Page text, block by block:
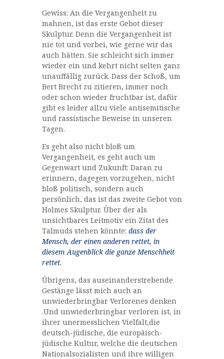
Gewiss: An die Vergangenheit zu
mahnen, ist das erste Gebot dieser
Skulptur. Denn die Vergangenheit ist
nie tot und vorbei, wie gerne wir das
auch hätten. Sie schleicht sich immer
wieder ein und kehrt nicht selten ganz
unauffällig zurück. Dass der Schoß, um
Bert Brecht zu zitieren, immer noch
oder schon wieder fruchtbar ist, dafür
gibt es leider allzu viele antisemitische
und rassistische Beweise in unseren
Tagen.
Es geht also nicht bloß um
Vergangenheit, es geht auch um
Gegenwart und Zukunft: Daran zu
erinnern, dagegen vorzugehen, nicht
bloß politisch, sondern auch
persönlich, das ist das zweite Gebot von
Holmes Skulptur. Über der als
unsichtbares Leitmotiv ein Zitat des
Talmuds stehen könnte: dass der
Mensch, der einen anderen rettet, in
diesem Augenblick die ganze Menschheit
rettet.
Übrigens, das auseinanderstrebende
Gestänge lässt mich auch an
unwiederbringbar Verlorenes denken
.Und unwiederbringbar verloren ist, in
ihrer unermesslichen Vielfalt,die
deutsch-jüdische, die europäisch-
jüdische Kultur, welche die deutschen
Nationalsozialisten und ihre willigen